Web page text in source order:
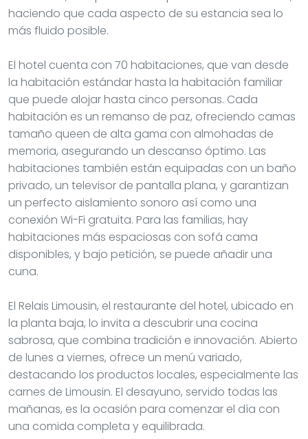
haciendo que cada aspecto de su estancia sea lo
más fluido posible.
El hotel cuenta con 70 habitaciones, que van desde
la habitación estándar hasta la habitación familiar
que puede alojar hasta cinco personas. Cada
habitación es un remanso de paz, ofreciendo camas
tamaño queen de alta gama con almohadas de
memoria, asegurando un descanso óptimo. Las
habitaciones también están equipadas con un baño
privado, un televisor de pantalla plana, y garantizan
un perfecto aislamiento sonoro así como una
conexión Wi-Fi gratuita. Para las familias, hay
habitaciones más espaciosas con sofá cama
disponibles, y bajo petición, se puede añadir una
cuna.
El Relais Limousin, el restaurante del hotel, ubicado en
la planta baja, lo invita a descubrir una cocina
sabrosa, que combina tradición e innovación. Abierto
de lunes a viernes, ofrece un menú variado,
destacando los productos locales, especialmente las
carnes de Limousin. El desayuno, servido todas las
mañanas, es la ocasión para comenzar el día con
una comida completa y equilibrada.